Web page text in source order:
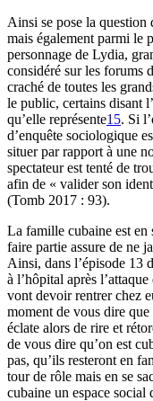
Ainsi se pose la
mais également parmi le
personnage de Lydia,
considéré sur les forums
craché de toutes les
le public, certains disant
qu’elle représente15. Si
d’enquête sociologique
situer par rapport à une
spectateur est tenté de
afin de « valider son
(Tomb 2017 : 93).
La famille cubaine est en
faire partie assure de ne
Ainsi, dans l’épisode 13
à l’hôpital après
vont devoir rentrer chez
moment de vous dire que
éclate alors de rire et
de vous dire qu’on est
pas, qu’ils resteront en
tour de rôle mais en se
cubaine un espace social